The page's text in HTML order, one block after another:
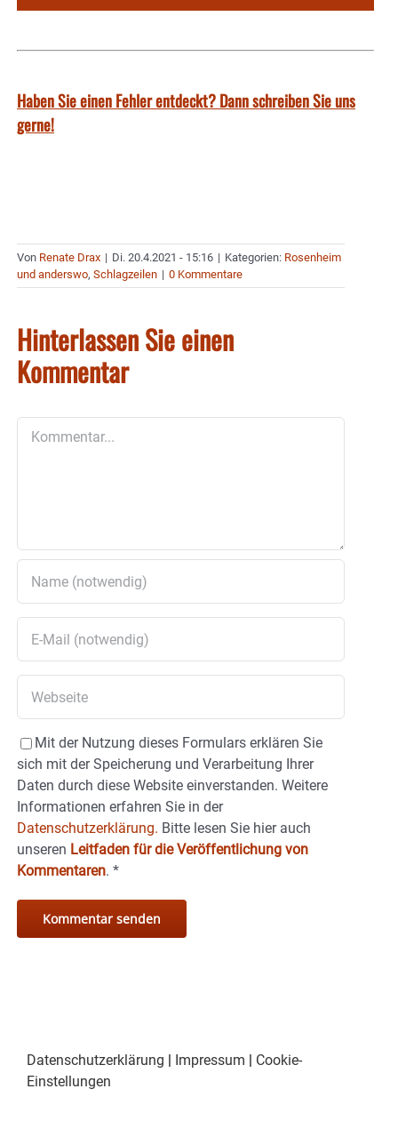
Haben Sie einen Fehler entdeckt? Dann schreiben Sie uns
gerne!
Von Renate Drax | Di. 20.4.2021 - 15:16 | Kategorien: Rosenheim
und anderswo, Schlagzeilen | 0 Kommentare
Hinterlassen Sie einen
Kommentar
Mit der Nutzung dieses Formulars erklären Sie
sich mit der Speicherung und Verarbeitung Ihrer
Daten durch diese Website einverstanden. Weitere
Informationen erfahren Sie in der
Datenschutzerklärung. Bitte lesen Sie hier auch
unseren Leitfaden für die Veröffentlichung von
Kommentaren. *
Datenschutzerklärung Impressum
Cookie-
Einstellungen